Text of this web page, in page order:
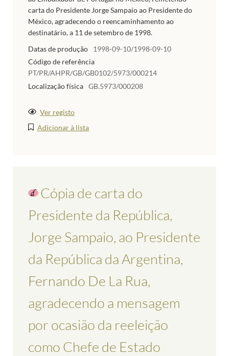
carta do Presidente Jorge Sampaio ao Presidente do
México, agradecendo o reencaminhamento ao
destinatário, a 11 de setembro de 1998.
Datas de produção
1998-09-10/1998-09-10
Código de referência
PT/PR/AHPR/GB/GB0102/5973/000214
Localização física GB.5973/000208
Ver registo
Adicionar à lista
Cópia de carta do
Presidente da República,
Jorge Sampaio, ao Presidente
da República da Argentina,
Fernando De La Rua,
agradecendo a mensagem
por ocasião da reeleição
como Chefe de Estado